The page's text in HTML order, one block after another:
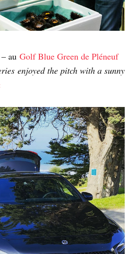
– au Golf Blue Green de Pléneuf
enjoyed the pitch with a sunny